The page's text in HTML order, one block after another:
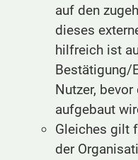
auf den
dieses
hilfreich ist
Bestätigung/
Nutzer,
aufgebaut
Gleiches gilt
der